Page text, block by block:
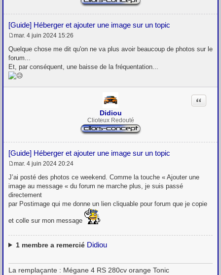
[Guide] Héberger et ajouter une image sur un topic
e
s
a
g
mar. 4 juin 2024 15:26
Quelque chose me dit qu'on ne va plus avoir beaucoup de photos sur le
forum...
Et, par conséquent, une baisse de la fréquentation...
Didiou
Clioteux Redouté
[Guide] Héberger et ajouter une image sur un topic
Citation
e
s
a
g
mar. 4 juin 2024 20:24
J’ai posté des photos ce weekend. Comme la touche « Ajouter une
image au message « du forum ne marche plus, je suis passé
directement
par Postimage qui me donne un lien cliquable pour forum que je copie
et colle sur mon message
1membre a remercié Didiou
La remplaçante : Mégane 4 RS 280cv orange Tonic